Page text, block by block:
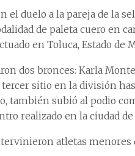
el duelo a la pareja de la
de paleta cuero en
en Toluca, Estado de
dos bronces: Karla
sitio en la división
también subió al podio
realizado en la ciudad de
atletas menores